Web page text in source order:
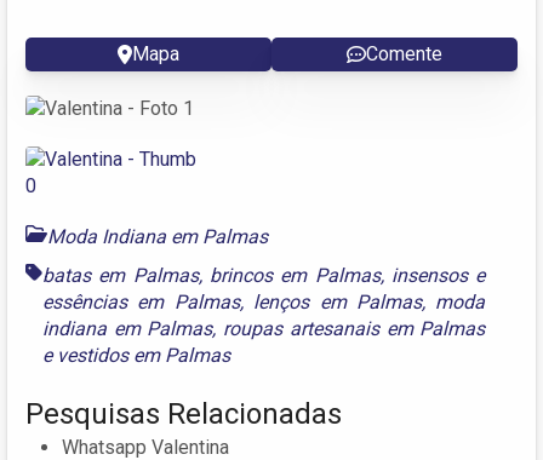
Mapa Comente
Moda Indiana em Palmas
batas em Palmas, brincos em Palmas, insensos e
essências em Palmas, lenços em Palmas, moda
indiana em Palmas, roupas artesanais em Palmas
e vestidos em Palmas
Pesquisas Relacionadas
Whatsapp Valentina